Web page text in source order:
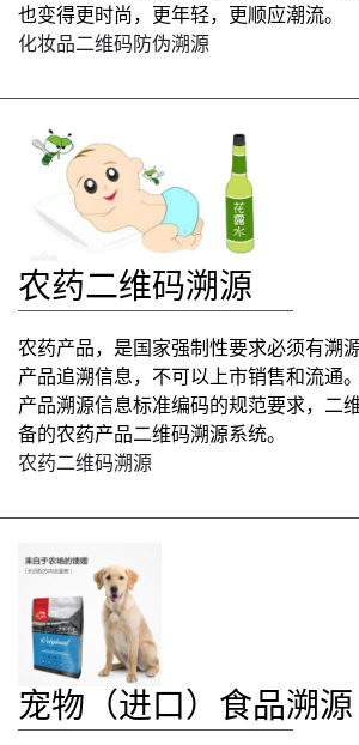
也变得更时尚，更年轻，更顺应潮流。
化妆品二维码防伪溯源
农药二维码溯源
农药产品，是国家强制性要求必须有溯
产品追溯信息，不可以上市销售和流通
产品溯源信息标准编码的规范要求，二
备的农药产品二维码溯源系统。
农药二维码溯源
宠物（进口）食品溯源